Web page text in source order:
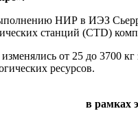
НИР в ИЭЗ
станций (CTD)
от 25 до 3700
ресурсов.
в рамках